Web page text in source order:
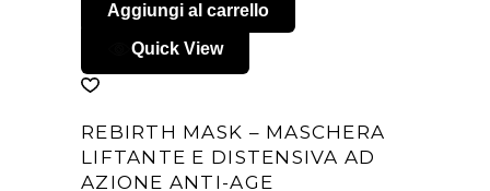
Aggiungi al carrello
Quick View
REBIRTH MASK – MASCHERA
LIFTANTE E DISTENSIVA AD
AZIONE ANTI-AGE